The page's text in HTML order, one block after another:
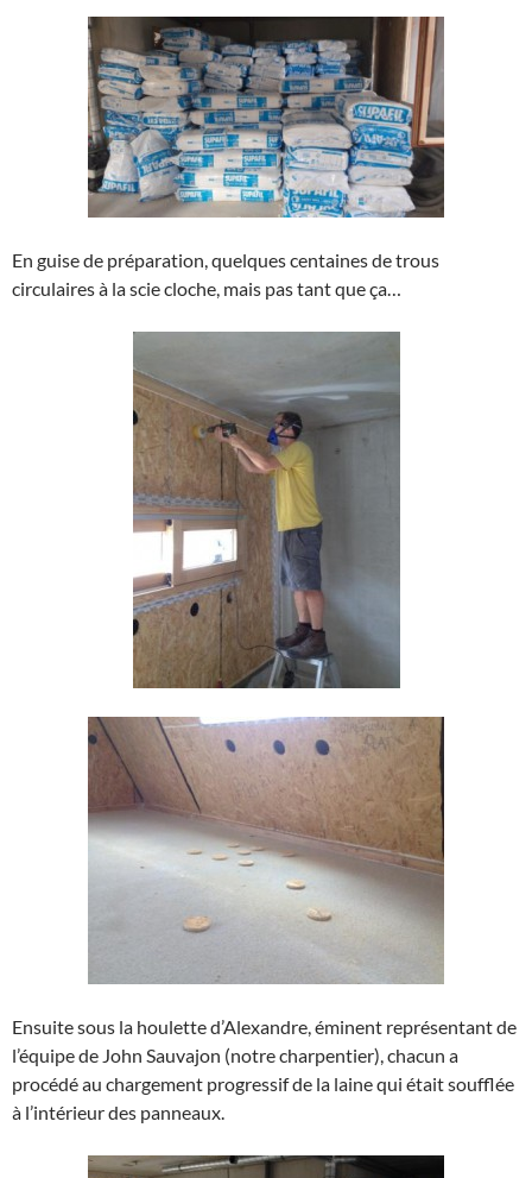
En guise de préparation, quelques centaines de trous
circulaires à la scie cloche, mais pas tant que ça…
Ensuite sous la houlette d’Alexandre, éminent représentant de
l’équipe de John Sauvajon (notre charpentier), chacun a
procédé au chargement progressif de la laine qui était soufflée
à l’intérieur des panneaux.